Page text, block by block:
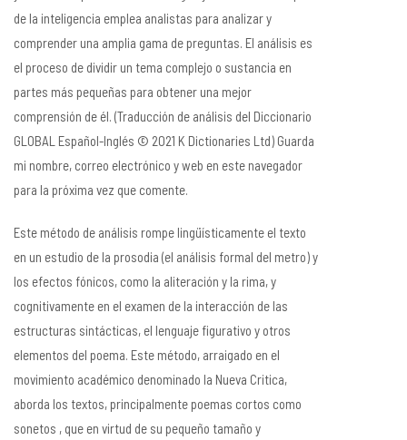
de la inteligencia emplea analistas para analizar y
comprender una amplia gama de preguntas. El análisis es
el proceso de dividir un tema complejo o sustancia en
partes más pequeñas para obtener una mejor
comprensión de él. (Traducción de análisis del Diccionario
GLOBAL Español-Inglés © 2021 K Dictionaries Ltd) Guarda
mi nombre, correo electrónico y web en este navegador
para la próxima vez que comente.
Este método de análisis rompe lingüísticamente el texto
en un estudio de la prosodia (el análisis formal del metro) y
los efectos fónicos, como la aliteración y la rima, y
cognitivamente en el examen de la interacción de las
estructuras sintácticas, el lenguaje figurativo y otros
elementos del poema. Este método, arraigado en el
movimiento académico denominado la Nueva Critica,
aborda los textos, principalmente poemas cortos como
sonetos , que en virtud de su pequeño tamaño y